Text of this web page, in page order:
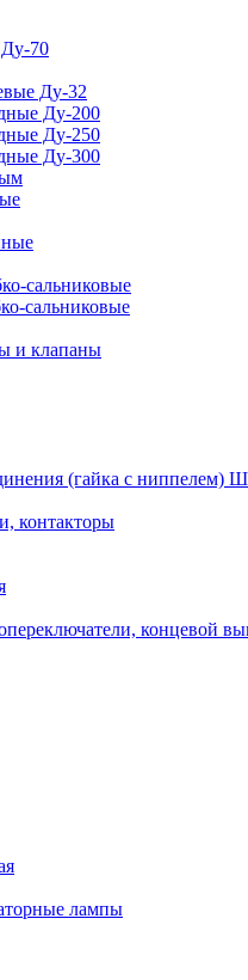
70
Ду-32
Ду-200
Ду-250
Ду-300
сальниковые
сальниковые
и клапаны
(гайка с ниппелем)
контакторы
концевой
лампы